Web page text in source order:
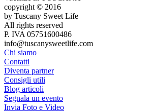
copyright © 2016
by Tuscany Sweet Life
All rights reserved
P. IVA 05751600486
info@tuscanysweetlife.com
Chi siamo
Contatti
Diventa partner
Consigli utili
Blog articoli
Segnala un evento
Invia Foto e Video